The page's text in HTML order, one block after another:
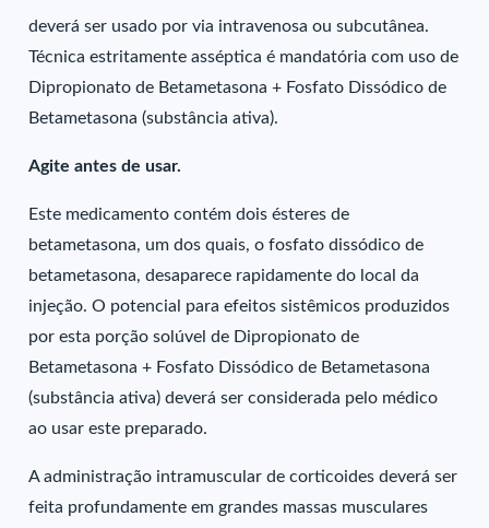
deverá ser usado por via intravenosa ou subcutânea.
Técnica estritamente asséptica é mandatória com uso de
Dipropionato de Betametasona + Fosfato Dissódico de
Betametasona (substância ativa).
Agite antes de usar.
Este medicamento contém dois ésteres de
betametasona, um dos quais, o fosfato dissódico de
betametasona, desaparece rapidamente do local da
injeção. O potencial para efeitos sistêmicos produzidos
por esta porção solúvel de Dipropionato de
Betametasona + Fosfato Dissódico de Betametasona
(substância ativa) deverá ser considerada pelo médico
ao usar este preparado.
A administração intramuscular de corticoides deverá ser
feita profundamente em grandes massas musculares